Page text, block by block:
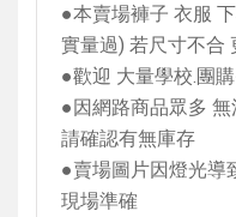
●本賣場褲子 衣服
實量過) 若尺寸不合
●歡迎 大量學校 團購
●因網路商品眾多
請確認有無庫存
●賣場圖片因燈光導
現場準確